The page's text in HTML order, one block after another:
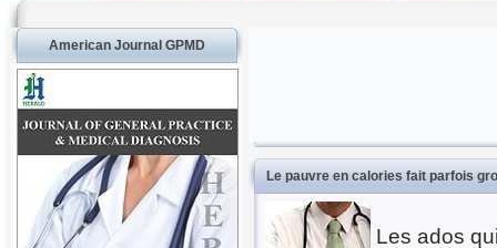
American Journal GPMD
Le pauvre en calories fait parfois
Les ados